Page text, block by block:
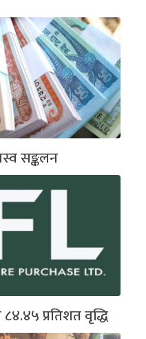
सङ्कलन
प्रतिशत वृद्धि